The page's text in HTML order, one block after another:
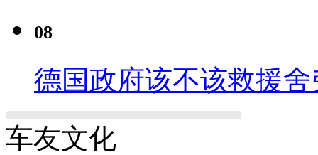
08
德国政府该不该救援舍
车友文化